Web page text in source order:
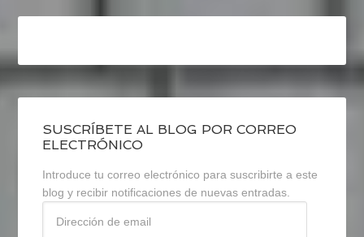
SUSCRÍBETE AL BLOG POR CORREO
ELECTRÓNICO
Introduce tu correo electrónico para suscribirte a este
blog y recibir notificaciones de nuevas entradas.